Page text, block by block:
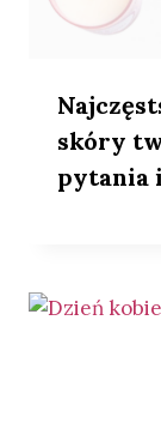
skóry
pytania